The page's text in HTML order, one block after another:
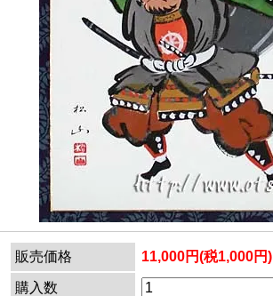
販売価格 11,000円(税1,000円)
購入数